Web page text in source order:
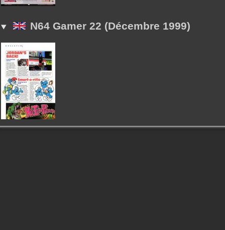
N64 Gamer 22 (Décembre 1999)